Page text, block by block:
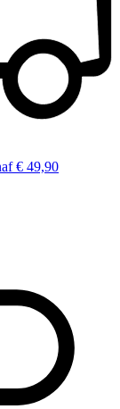
€ 49,90